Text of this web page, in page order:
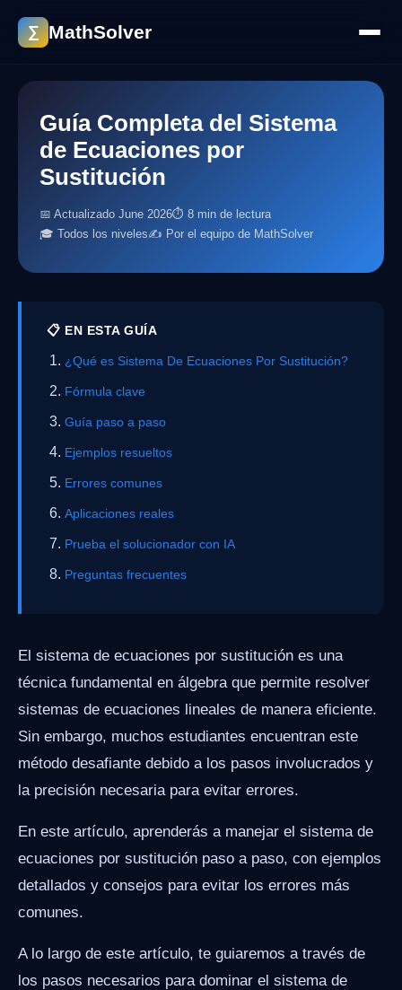
∑ MathSolver
Guía Completa del Sistema
de Ecuaciones por
Sustitución
📅 Actualizado June 2026⏱ 8 min de lectura
🎓 Todos los niveles✍️ Por el equipo de MathSolver
📋 EN ESTA GUÍA
¿Qué es Sistema De Ecuaciones Por Sustitución?
Fórmula clave
Guía paso a paso
Ejemplos resueltos
Errores comunes
Aplicaciones reales
Prueba el solucionador con IA
Preguntas frecuentes
El sistema de ecuaciones por sustitución es una
técnica fundamental en álgebra que permite resolver
sistemas de ecuaciones lineales de manera eficiente.
Sin embargo, muchos estudiantes encuentran este
método desafiante debido a los pasos involucrados y
la precisión necesaria para evitar errores.
En este artículo, aprenderás a manejar el sistema de
ecuaciones por sustitución paso a paso, con ejemplos
detallados y consejos para evitar los errores más
comunes.
A lo largo de este artículo, te guiaremos a través de
los pasos necesarios para dominar el sistema de